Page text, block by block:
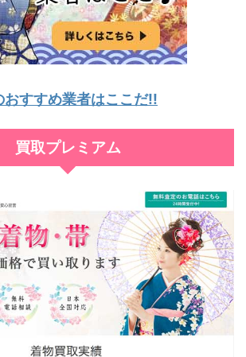
おすすめ業者はここだ!!
買取プレミアム